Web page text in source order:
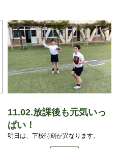
11.02.放課後も元気いっ
ぱい！
明日は、下校時刻が異なります。